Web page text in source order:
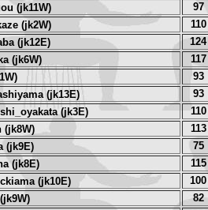
(jk11W) 97
(jk2W) 110
(jk12E) 124
(jk6W) 117
93
(jk13E) 93
(jk3E) 110
(jk8W) 113
(jk9E) 75
(jk8E) 115
(jk10E) 100
82